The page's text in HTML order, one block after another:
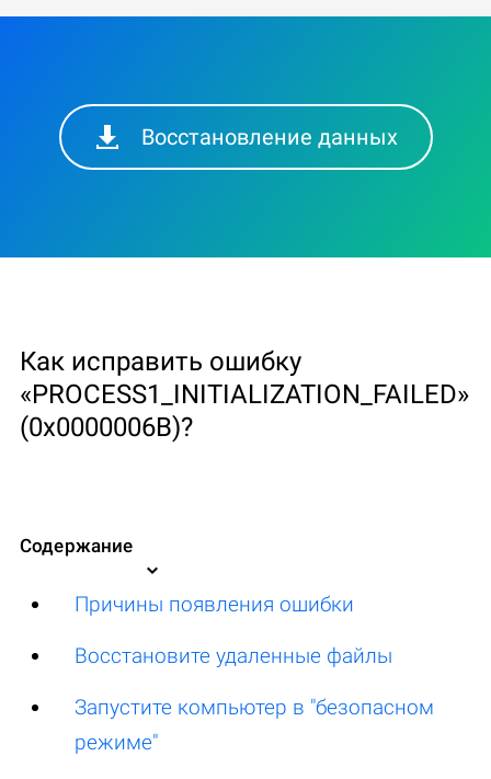
Восстановление данных
Как исправить ошибку
«PROCESS1_INITIALIZATION_FAILED»
(0x0000006B)?
Содержание
Причины появления ошибки
Восстановите удаленные файлы
Запустите компьютер в "безопасном
режиме"